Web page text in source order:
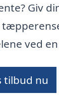
Giv
ved
tilbud nu